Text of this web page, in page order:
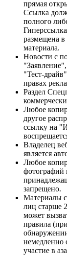
прямая
Ссылка
полного
размещена в
материала.
Новости с
"Тест-
правах
Раздел
Любое
другое
ссылку на
Владелец
является
Любое
фотографий
запрещено.
Материалы
лиц старше
может
правила
немедленно
участие в